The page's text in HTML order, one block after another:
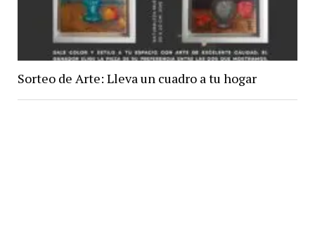
Sorteo de Arte: Lleva un cuadro a tu hogar